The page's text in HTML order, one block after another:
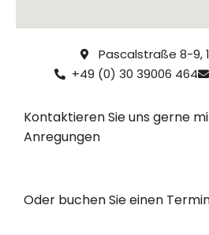
Pascalstraße 8-9,
+49 (0) 30 39006 464
Kontaktieren Sie uns gerne
Anregungen
Oder buchen Sie einen